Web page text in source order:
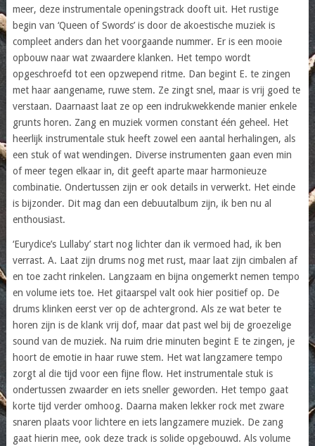
meer, deze instrumentale openingstrack dooft uit. Het rustige
begin van ‘Queen of Swords’ is door de akoestische muziek is
compleet anders dan het voorgaande nummer. Er is een mooie
opbouw naar wat zwaardere klanken. Het tempo wordt
opgeschroefd tot een opzwepend ritme. Dan begint E. te zingen
met haar aangename, ruwe stem. Ze zingt snel, maar is vrij goed te
verstaan. Daarnaast laat ze op een indrukwekkende manier enkele
grunts horen. Zang en muziek vormen constant één geheel. Het
heerlijk instrumentale stuk heeft zowel een aantal herhalingen, als
een stuk of wat wendingen. Diverse instrumenten gaan even min
of meer tegen elkaar in, dit geeft aparte maar harmonieuze
combinatie. Ondertussen zijn er ook details in verwerkt. Het einde
is bijzonder. Dit mag dan een debuutalbum zijn, ik ben nu al
enthousiast.
‘Eurydice’s Lullaby’ start nog lichter dan ik vermoed had, ik ben
verrast. A. Laat zijn drums nog met rust, maar laat zijn cimbalen af
en toe zacht rinkelen. Langzaam en bijna ongemerkt nemen tempo
en volume iets toe. Het gitaarspel valt ook hier positief op. De
drums klinken eerst ver op de achtergrond. Als ze wat beter te
horen zijn is de klank vrij dof, maar dat past wel bij de groezelige
sound van de muziek. Na ruim drie minuten begint E te zingen, je
hoort de emotie in haar ruwe stem. Het wat langzamere tempo
zorgt al die tijd voor een fijne flow. Het instrumentale stuk is
ondertussen zwaarder en iets sneller geworden. Het tempo gaat
korte tijd verder omhoog. Daarna maken lekker rock met zware
snaren plaats voor lichtere en iets langzamere muziek. De zang
gaat hierin mee, ook deze track is solide opgebouwd. Als volume